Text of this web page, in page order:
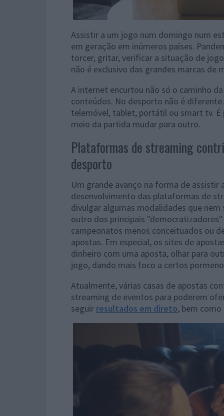
Assistir a um jogo num domingo num
em geração em inúmeros países.
torcer, gritar, verificar a situação de
não é exclusivo das grandes marcas de
A internet encurtou não só o caminho
conteúdos. No desporto não é
telemóvel, tablet, portátil ou smart tv. É
meio da partida mudar para outro.
Plataformas de streaming
desporto
Um grande avanço na forma de
desenvolvimento das plataformas de
divulgar algumas modalidades que
outro dos principais
campeonatos menos conceituados ou
apostas. Em especial, os sites de
dinheiro com uma aposta, olhar para
jogo, dando mais foco a certos
Atualmente, várias casas de apostas
streaming de eventos para poderem
seguir resultados em direto, bem